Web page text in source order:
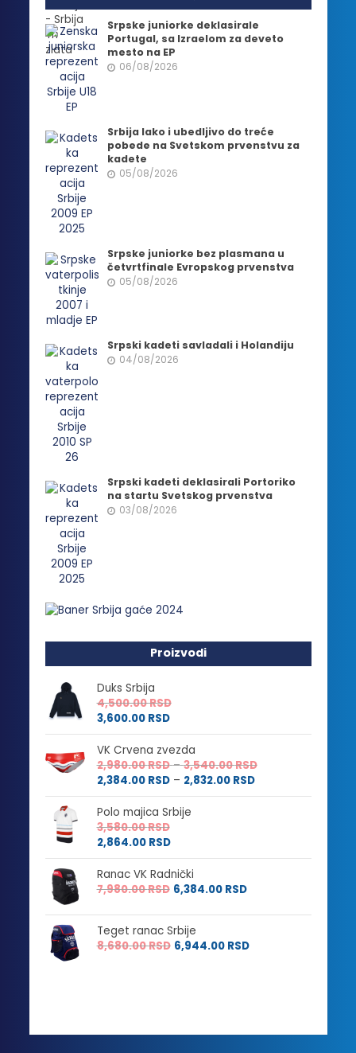
Srpske juniorke deklasirale
Portugal, sa Izraelom za deveto
mesto na EP
06/08/2026
Srbija lako i ubedljivo do treće
pobede na Svetskom prvenstvu za
kadete
05/08/2026
Srpske juniorke bez plasmana u
četvrtfinale Evropskog prvenstva
05/08/2026
Srpski kadeti savladali i Holandiju
04/08/2026
Srpski kadeti deklasirali Portoriko
na startu Svetskog prvenstva
03/08/2026
Proizvodi
Duks Srbija
4,500.00RSD
3,600.00 RSD
VK Crvena zvezda
2,980.00RSD – 3,540.00RSDRaspon
od
2,384.00 RSD – 2,832.00 RSDRaspon
cena:
2,832.00 RSD
Polo majica Srbije
3,580.00RSD
2,864.00 RSD
Ranac VK Radnički
7,980.00RSD 6,384.00 RSD
Teget ranac Srbije
8,680.00RSD 6,944.00 RSD